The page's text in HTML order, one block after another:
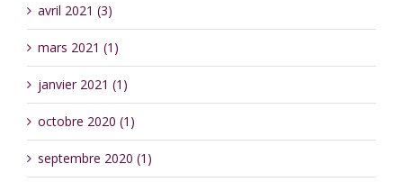
avril 2021 (3)
mars 2021 (1)
janvier 2021 (1)
octobre 2020 (1)
septembre 2020 (1)